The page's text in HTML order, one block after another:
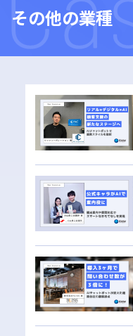
その他の業種